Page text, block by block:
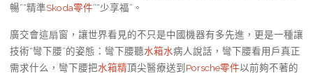
暢”“精準Skoda零件”“少享福”。
廣交會這扇窗，讓世界看見的不只是中國機器有多先進，更是一種讓
技術“彎下腰”的姿態：彎下腰聽水箱水病人說話，彎下腰看用戶真正
需求什么，彎下腰把水箱精頂尖醫療送到 Porsche零件以前夠不著的